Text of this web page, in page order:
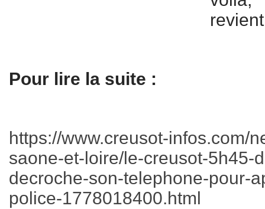
Pour lire la suite :
https://www.creusot-infos.com/
saone-et-loire/le-creusot-5h45-
decroche-son-telephone-pour-
police-1778018400.html